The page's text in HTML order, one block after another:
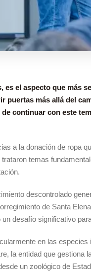
el aspecto que más
más allá del
continuar con este
a la donación de ropa
temas
descontrolado
de Santa
desafío significativo
en las
la entidad que
un zoológico de